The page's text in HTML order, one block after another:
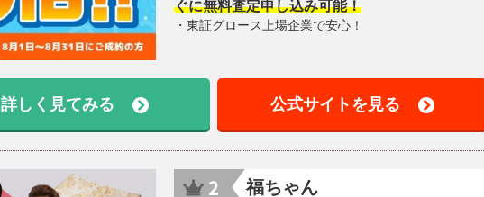
ぐに無料査定申し込み可能！
・東証グロース上場企業で安心！
詳しく見てみる 公式サイトを見る
福ちゃん